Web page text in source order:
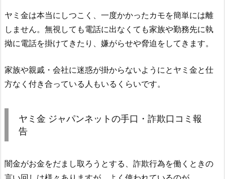
ヤミ金は本当にしつこく、一度かかったカモを簡単には離
しません。無視しても電話に出なくても家族や勤務先に執
拗に電話を掛けてきたり、嫌がらせや脅迫をしてきます。
家族や親戚・会社に迷惑が掛からないようにとヤミ金と仕
方なく付き合っている人もいるくらいです。
ヤミ金 ジャパンネット の手口・詐欺口コミ報
告
闇金がお金をだまし取ろうとする、詐欺行為を働くときの